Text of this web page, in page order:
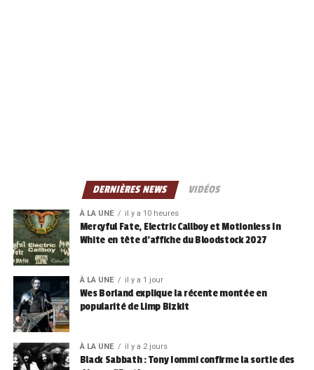
DERNIÈRES NEWS VIDÉOS
À LA UNE il y a 10 heures
Mercyful Fate, Electric Callboy et Motionless In
White en tête d’affiche du Bloodstock 2027
À LA UNE il y a 1 jour
Wes Borland explique la récente montée en
popularité de Limp Bizkit
À LA UNE il y a 2 jours
Black Sabbath : Tony Iommi confirme la sortie des